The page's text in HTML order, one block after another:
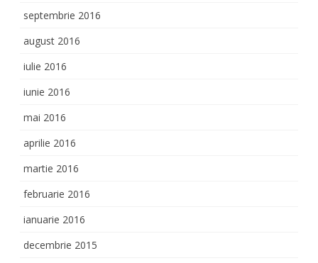
septembrie 2016
august 2016
iulie 2016
iunie 2016
mai 2016
aprilie 2016
martie 2016
februarie 2016
ianuarie 2016
decembrie 2015